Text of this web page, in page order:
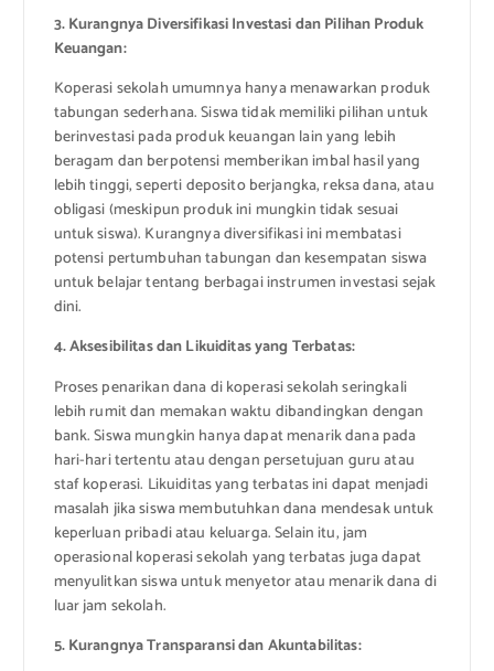
3. Kurangnya Diversifikasi Investasi dan Pilihan Produk
Keuangan:
Koperasi sekolah umumnya hanya menawarkan produk
tabungan sederhana. Siswa tidak memiliki pilihan untuk
berinvestasi pada produk keuangan lain yang lebih
beragam dan berpotensi memberikan imbal hasil yang
lebih tinggi, seperti deposito berjangka, reksa dana, atau
obligasi (meskipun produk ini mungkin tidak sesuai
untuk siswa). Kurangnya diversifikasi ini membatasi
potensi pertumbuhan tabungan dan kesempatan siswa
untuk belajar tentang berbagai instrumen investasi sejak
dini.
4. Aksesibilitas dan Likuiditas yang Terbatas:
Proses penarikan dana di koperasi sekolah seringkali
lebih rumit dan memakan waktu dibandingkan dengan
bank. Siswa mungkin hanya dapat menarik dana pada
hari-hari tertentu atau dengan persetujuan guru atau
staf koperasi. Likuiditas yang terbatas ini dapat menjadi
masalah jika siswa membutuhkan dana mendesak untuk
keperluan pribadi atau keluarga. Selain itu, jam
operasional koperasi sekolah yang terbatas juga dapat
menyulitkan siswa untuk menyetor atau menarik dana di
luar jam sekolah.
5. Kurangnya Transparansi dan Akuntabilitas: